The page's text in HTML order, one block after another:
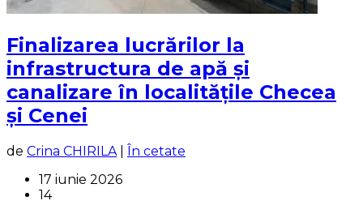
Finalizarea lucrărilor la
infrastructura de apă și
canalizare în localitățile Checea
și Cenei
de Crina CHIRILA|
În cetate
17 iunie 2026
14